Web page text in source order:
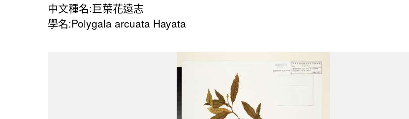
中文種名:巨葉花遠志
學名:Polygala arcuata Hayata